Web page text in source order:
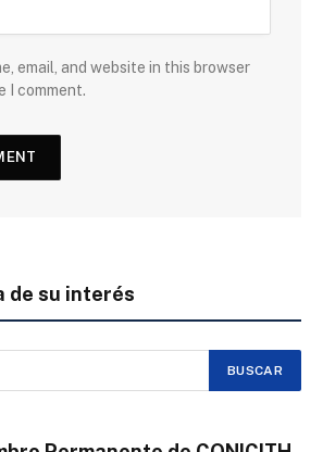
email, and website in this browser
I comment.
de su interés